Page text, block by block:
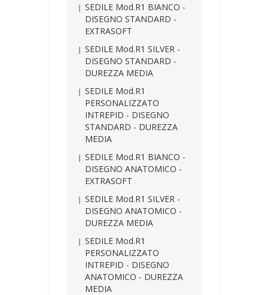
SEDILE Mod.R1 BIANCO -
DISEGNO STANDARD -
EXTRASOFT
SEDILE Mod.R1 SILVER -
DISEGNO STANDARD -
DUREZZA MEDIA
SEDILE Mod.R1
PERSONALIZZATO
INTREPID - DISEGNO
STANDARD - DUREZZA
MEDIA
SEDILE Mod.R1 BIANCO -
DISEGNO ANATOMICO -
EXTRASOFT
SEDILE Mod.R1 SILVER -
DISEGNO ANATOMICO -
DUREZZA MEDIA
SEDILE Mod.R1
PERSONALIZZATO
INTREPID - DISEGNO
ANATOMICO - DUREZZA
MEDIA